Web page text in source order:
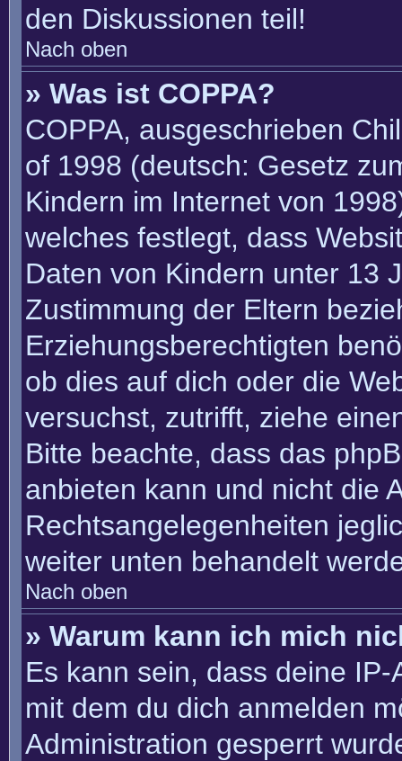
den Diskussionen teil!
Nach oben
» Was ist COPPA?
COPPA, ausgeschrieben
of 1998 (deutsch: Gesetz
Kindern im Internet von
welches festlegt, dass
Daten von Kindern unter 13
Zustimmung der Eltern
Erziehungsberechtigten
ob dies auf dich oder die
versuchst, zutrifft, ziehe
Bitte beachte, dass das
anbieten kann und nicht die
Rechtsangelegenheiten
weiter unten behandelt
Nach oben
» Warum kann ich mich
Es kann sein, dass deine
mit dem du dich anmelden
Administration gesperrt